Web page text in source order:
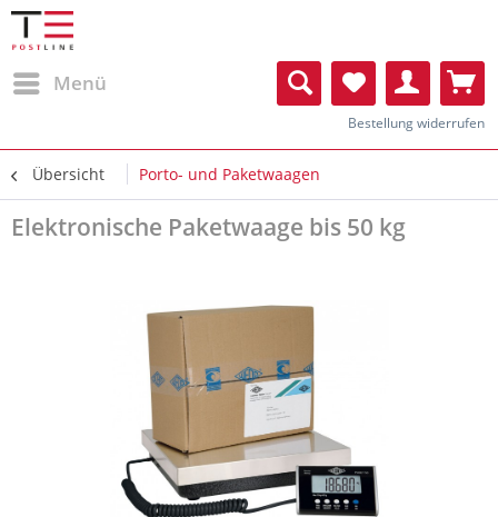
Menü
Bestellung widerrufen
Übersicht Porto- und Paketwaagen
Elektronische Paketwaage bis 50 kg